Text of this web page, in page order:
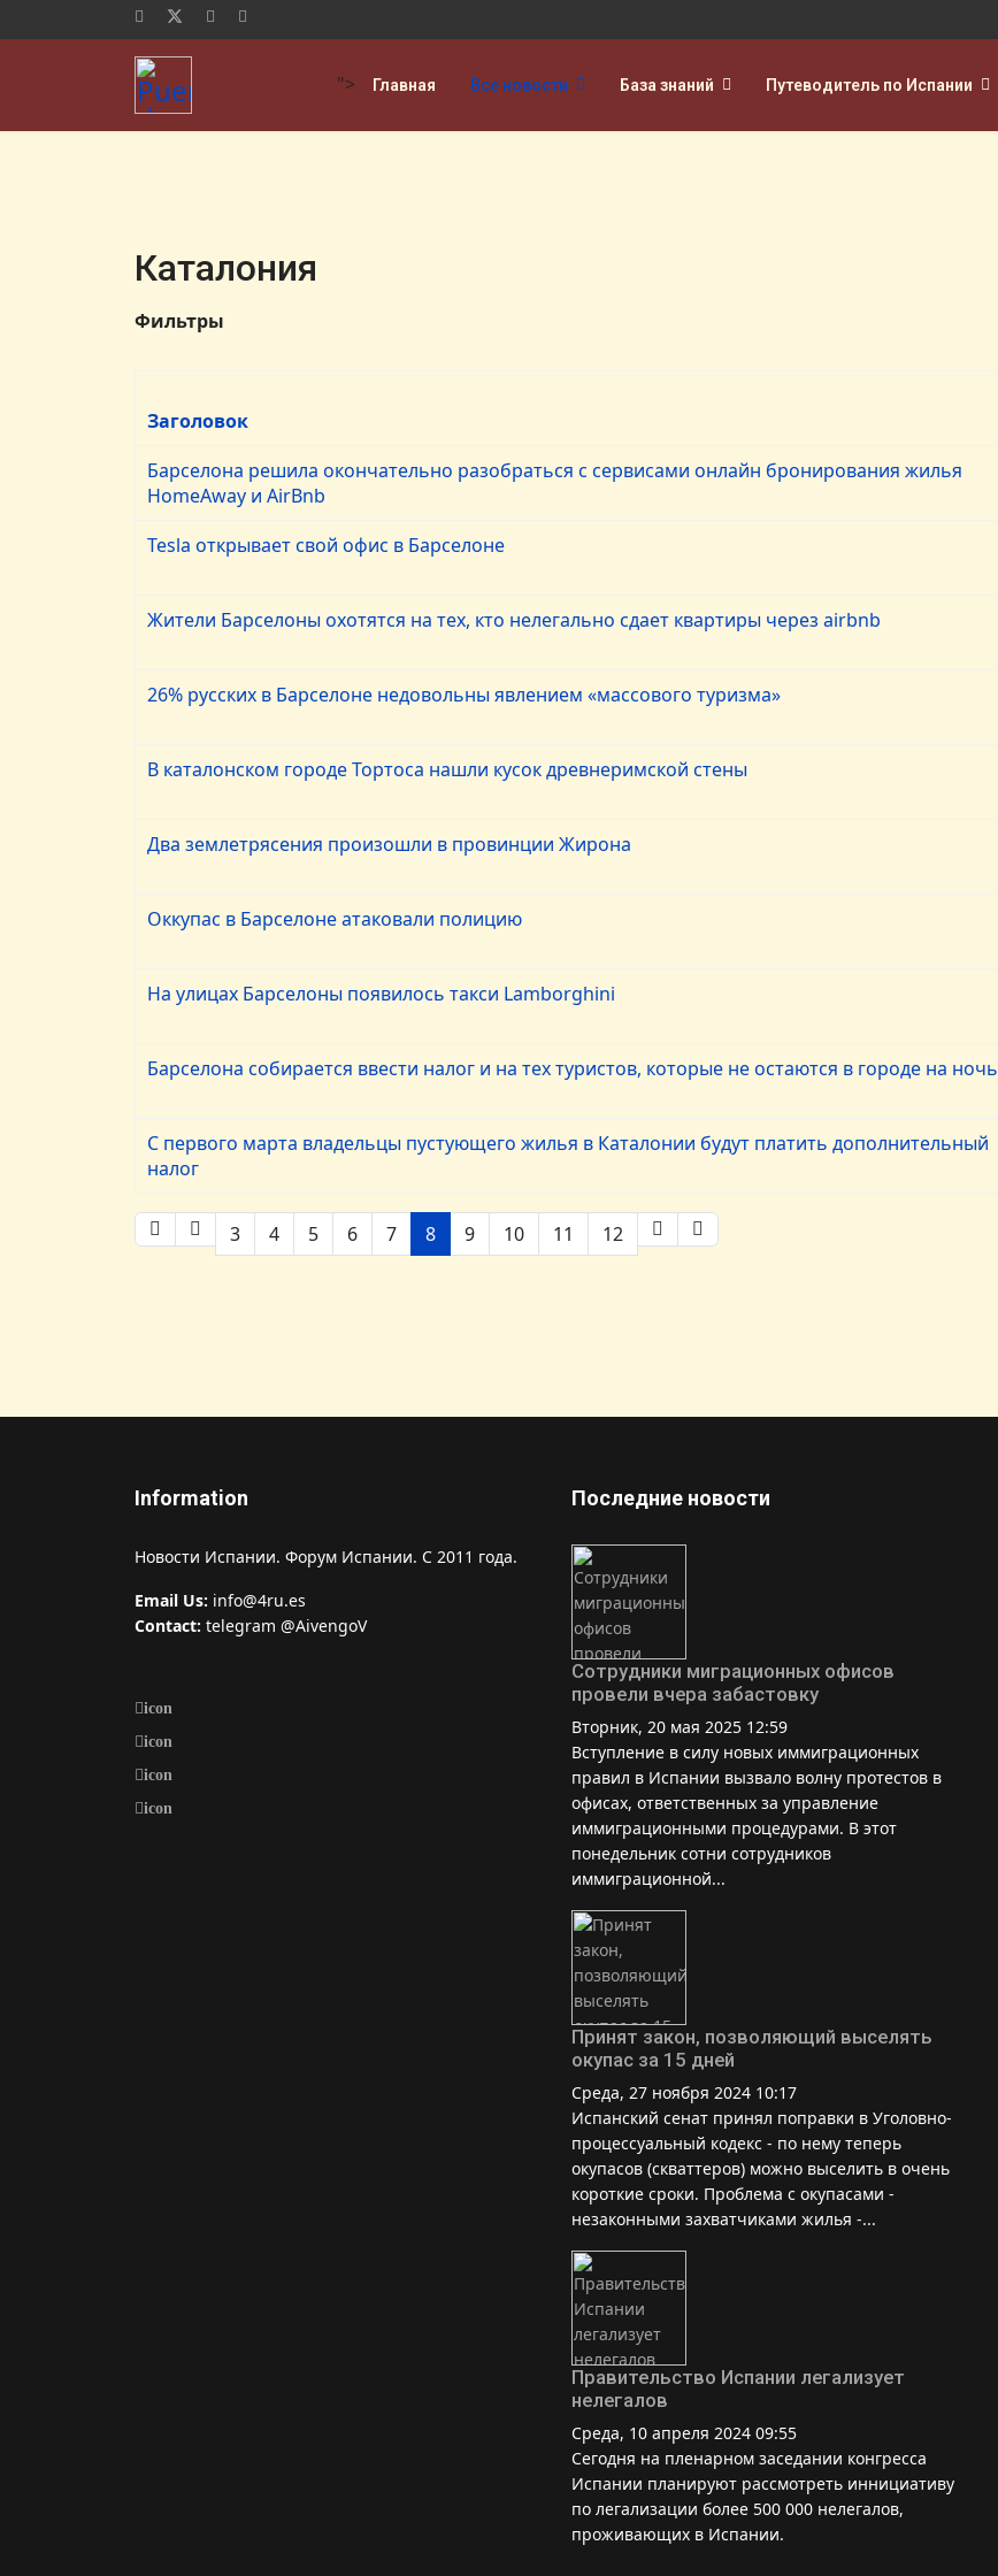
"> Главная Все новости База знаний Путеводитель по Испании
Каталония
Фильтры
Заголовок
Барселона решила окончательно разобраться с сервисами онлайн бронирования жилья
HomeAway и AirBnb
Tesla открывает свой офис в Барселоне
Жители Барселоны охотятся на тех, кто нелегально сдает квартиры через airbnb
26% русских в Барселоне недовольны явлением «массового туризма»
В каталонском городе Тортоса нашли кусок древнеримской стены
Два землетрясения произошли в провинции Жирона
Оккупас в Барселоне атаковали полицию
На улицах Барселоны появилось такси Lamborghini
Барселона собирается ввести налог и на тех туристов, которые не остаются в городе на ночь
С первого марта владельцы пустующего жилья в Каталонии будут платить дополнительный
налог
3 4 5 6 7 8 9 10 11 12
Information
Новости Испании. Форум Испании. С 2011 года.
Email Us: info@4ru.es
Contact: telegram @AivengoV
icon
icon
icon
icon
Последние новости
Сотрудники миграционных офисов
провели вчера забастовку
Вторник, 20 мая 2025 12:59
Вступление в силу новых иммиграционных
правил в Испании вызвало волну протестов в
офисах, ответственных за управление
иммиграционными процедурами. В этот
понедельник сотни сотрудников
иммиграционной...
Принят закон, позволяющий выселять
окупас за 15 дней
Среда, 27 ноября 2024 10:17
Испанский сенат принял поправки в Уголовно-
процессуальный кодекс - по нему теперь
окупасов (скваттеров) можно выселить в очень
короткие сроки. Проблема с окупасами -
незаконными захватчиками жилья -...
Правительство Испании легализует
нелегалов
Среда, 10 апреля 2024 09:55
Сегодня на пленарном заседании конгресса
Испании планируют рассмотреть иннициативу
по легализации более 500 000 нелегалов,
проживающих в Испании.